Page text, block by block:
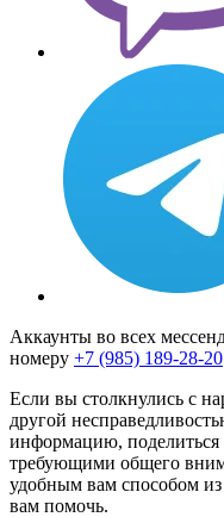
Аккаунты во всех
номеру +7 (985) 189-28-20
Если вы столкнулись с
другой
информацию,
требующими общего
удобным вам способом
вам помочь.